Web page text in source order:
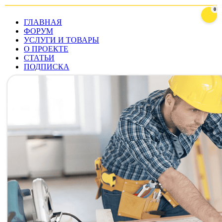
ГЛАВНАЯ
ФОРУМ
УСЛУГИ И ТОВАРЫ
О ПРОЕКТЕ
СТАТЬИ
ПОДПИСКА
0